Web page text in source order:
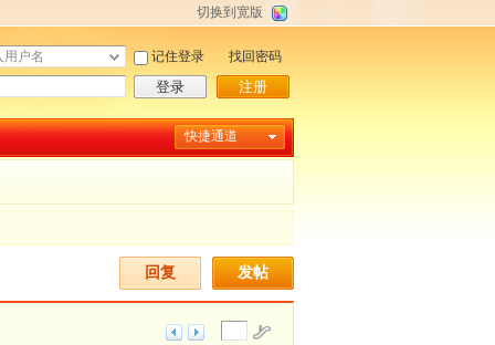
切换到宽版
记住登录
登录
找回密码
注册
快捷通道
发帖
回复